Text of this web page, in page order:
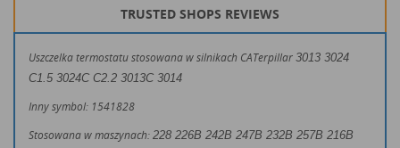
TRUSTED SHOPS REVIEWS
Uszczelka termostatu stosowana w silnikach CATerpillar 3013 3024
C1.5 3024C C2.2 3013C 3014
Inny symbol: 1541828
Stosowana w maszynach: 228 226B 242B 247B 232B 257B 216B